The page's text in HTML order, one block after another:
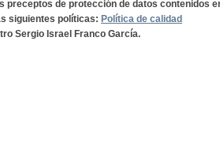
preceptos de protección de datos contenidos
siguientes políticas: Política de calidad
Sergio Israel Franco García.